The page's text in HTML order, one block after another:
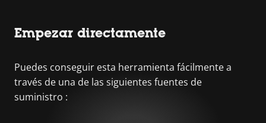
Empezar directamente
Puedes conseguir esta herramienta fácilmente a
través de una de las siguientes fuentes de
suministro :